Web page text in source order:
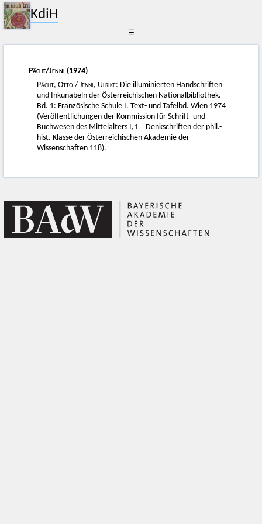
KdiH
☰
Pächt/Jenni (1974)
Pächt, Otto /Jenni, Ulrike: Die illuminierten Handschriften
und Inkunabeln der Österreichischen Nationalbibliothek.
Bd. 1: Französische Schule I. Text- und Tafelbd. Wien 1974
(Veröffentlichungen der Kommission für Schrift- und
Buchwesen des Mittelalters I,1 = Denkschriften der phil.-
hist. Klasse der Österreichischen Akademie der
Wissenschaften 118).